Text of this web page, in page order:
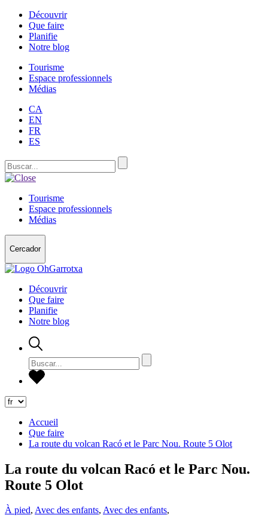
Découvrir
Que faire
Planifie
Notre blog
Tourisme
Espace professionnels
Médias
CA
EN
FR
ES
Tourisme
Espace professionnels
Médias
Cercador
Découvrir
Que faire
Planifie
Notre blog
Accueil
Que faire
La route du volcan Racó et le Parc Nou. Route 5 Olot
La route du volcan Racó et le Parc Nou.
Route 5 Olot
À pied, Avec des enfants, Avec des enfants,